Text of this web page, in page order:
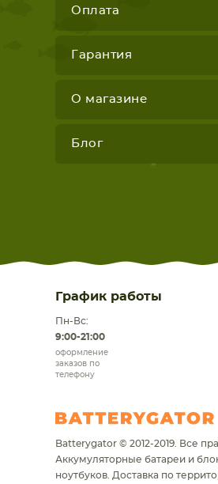
Оплата
Гарантия
О магазине
Блог
График работы
Пн-Вс:
9:00-21:00
оформление
заказов по
телефону
Batterygator © 2012-2019. Все
Аккумуляторные батареи и
ноутбуков. Доставка по